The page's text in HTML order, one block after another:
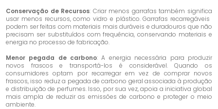
Conservação de Recursos: Criar menos garrafas também significa
usar menos recursos, como vidro e plástico. Garrafas recarregáveis ​​
podem ser feitas com materiais mais duráveis ​​e duradouros que não
precisam ser substituídos com frequência, conservando materiais e
energia no processo de fabricação.
Menor pegada de carbono: A energia necessária para produzir
novos frascos e transportá-los é considerável. Quando os
consumidores optam por recarregar em vez de comprar novos
frascos, isso reduz a pegada de carbono geral associada à produção
e distribuição de perfumes. Isso, por sua vez, apoia a iniciativa global
mais ampla de reduzir as emissões de carbono e proteger o meio
ambiente.